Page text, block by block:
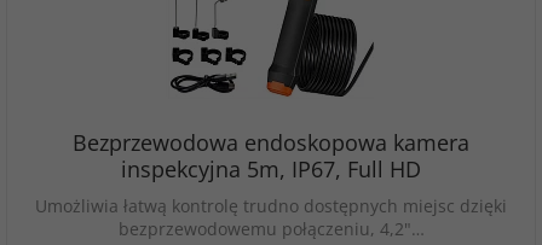
Bezprzewodowa endoskopowa kamera
inspekcyjna 5m, IP67, Full HD
Umożliwia łatwą kontrolę trudno dostępnych miejsc dzięki
bezprzewodowemu połączeniu, 4,2"…